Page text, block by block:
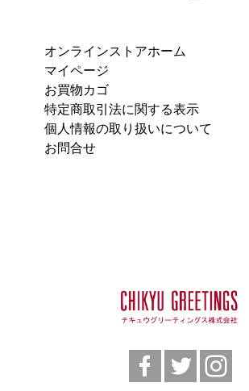
オンラインストアホーム
マイページ
お買物カゴ
特定商取引法に関する表示
個人情報の取り扱いについて
お問合せ